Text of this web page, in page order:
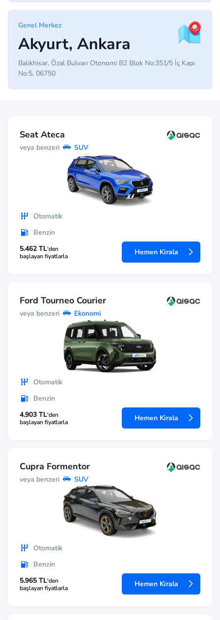
Genel Merkez
Akyurt, Ankara
Balıkhisar, Özal Bulvarı Otonomi B2 Blok No:351/5 İç Kapı
No:5, 06750
Seat Ateca
veya benzeri SUV
Otomatik
Benzin
5.462 TL'den
başlayan fiyatlarla
Hemen Kirala
Ford Tourneo Courier
veya benzeri Ekonomi
Otomatik
Benzin
4.903 TL'den
başlayan fiyatlarla
Hemen Kirala
Cupra Formentor
veya benzeri SUV
Otomatik
Benzin
5.965 TL'den
başlayan fiyatlarla
Hemen Kirala